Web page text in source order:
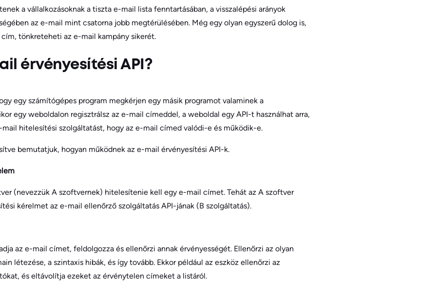
a vállalkozásoknak a tiszta e-mail lista fenntartásában, a visszalépési arányok
az e-mail mint csatorna jobb megtérülésében. Még egy olyan egyszerű dolog is,
tönkreteheti az e-mail kampány sikerét.
érvényesítési API?
egy számítógépes program megkérjen egy másik programot valaminek a
egy weboldalon regisztrálsz az e-mail címeddel, a weboldal egy API-t használhat arra,
hitelesítési szolgáltatást, hogy az e-mail címed valódi-e és működik-e.
bemutatjuk, hogyan működnek az e-mail érvényesítési API-k.
(nevezzük A szoftvernek) hitelesítenie kell egy e-mail címet. Tehát az A szoftver
kérelmet az e-mail ellenőrző szolgáltatás API-jának (B szolgáltatás).
az e-mail címet, feldolgozza és ellenőrzi annak érvényességét. Ellenőrzi az olyan
létezése, a szintaxis hibák, és így tovább. Ekkor például az eszköz ellenőrzi az
és eltávolítja ezeket az érvénytelen címeket a listáról.